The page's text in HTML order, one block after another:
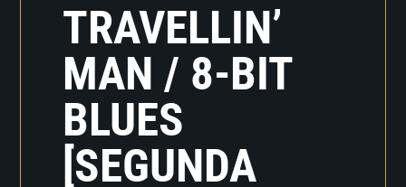
TRAVELLIN’
MAN / 8-BIT
BLUES
[SEGUNDA